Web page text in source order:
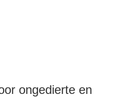
ongedierte en